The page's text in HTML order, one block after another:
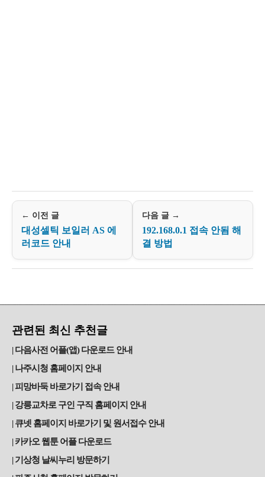
← 이전 글
대성셀틱 보일러 AS 에
러코드 안내
다음 글 →
192.168.0.1 접속 안됨 해
결 방법
관련된 최신 추천글
다음사전 어플(앱) 다운로드 안내
나주시청 홈페이지 안내
피망바둑 바로가기 접속 안내
강릉교차로 구인 구직 홈페이지 안내
큐넷 홈페이지 바로가기 및 원서접수 안내
카카오 웹툰 어플 다운로드
기상청 날씨누리 방문하기